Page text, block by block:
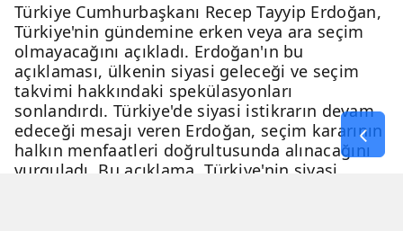
Türkiye Cumhurbaşkanı Recep Tayyip Erdoğan,
Türkiye'nin gündemine erken veya ara seçim
olmayacağını açıkladı. Erdoğan'ın bu
açıklaması, ülkenin siyasi geleceği ve seçim
takvimi hakkındaki spekülasyonları
sonlandırdı. Türkiye'de siyasi istikrarın devam
edeceği mesajı veren Erdoğan, seçim kararının
halkın menfaatleri doğrultusunda alınacağını
vurguladı. Bu açıklama, Türkiye'nin siyasi